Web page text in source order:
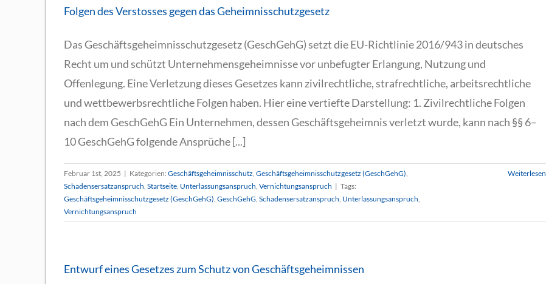
Folgen des Verstosses gegen das Geheimnisschutzgesetz
Das Geschäftsgeheimnisschutzgesetz (GeschGehG) setzt die EU-Richtlinie 2016/943 in deutsches
Recht um und schützt Unternehmensgeheimnisse vor unbefugter Erlangung, Nutzung und
Offenlegung. Eine Verletzung dieses Gesetzes kann zivilrechtliche, strafrechtliche, arbeitsrechtliche
und wettbewerbsrechtliche Folgen haben. Hier eine vertiefte Darstellung: 1. Zivilrechtliche Folgen
nach dem GeschGehG Ein Unternehmen, dessen Geschäftsgeheimnis verletzt wurde, kann nach §§ 6–
10 GeschGehG folgende Ansprüche [...]
Februar 1st, 2025 | Kategorien: Geschäftsgeheimnisschutz, Geschäftsgeheimnisschutzgesetz (GeschGehG),
Schadensersatzanspruch, Startseite, Unterlassungsanspruch, Vernichtungsanspruch | Tags:
Geschäftsgeheimnisschutzgesetz (GeschGehG), GeschGehG, Schadensersatzanspruch, Unterlassungsanspruch,
Vernichtungsanspruch
Weiterlesen
Entwurf eines Gesetzes zum Schutz von Geschäftsgeheimnissen